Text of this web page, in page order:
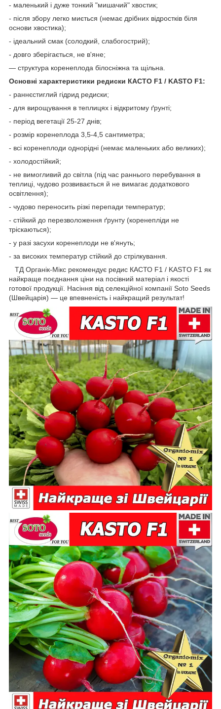
- маленький і дуже тонкий "мишачий" хвостик;
- після збору легко миється (немає дрібних відростків біля
основи хвостика);
- ідеальний смак (солодкий, слабогострий);
- довго зберігається, не в'яне;
— структура коренеплода білосніжна та щільна.
Основні характеристики редиски КАСТО F1 / KASTO F1:
- раннєстиглий гідрид редиски;
- для вирощування в теплицях і відкритому ґрунті;
- період вегетації 25-27 днів;
- розмір коренеплода 3,5-4,5 сантиметра;
- всі коренеплоди однорідні (немає маленьких або великих);
- холодостійкий;
- не вимогливий до світла (під час раннього перебування в
теплиці, чудово розвивається й не вимагає додаткового
освітлення);
- чудово переносить різкі перепади температур;
- стійкий до перезволоження ґрунту (коренепліди не
тріскаються);
- у разі засухи коренеплоди не в'януть;
- за високих температур стійкий до стрілкування.
ТД Органік-Мікс рекомендує редис КАСТО F1 / KASTO F1 як
найкраще поєднання ціни на посівний матеріал і якості
готової продукції. Насіння від селекційної компанії Soto Seeds
(Швейцарія) — це впевненість і найкращий результат!